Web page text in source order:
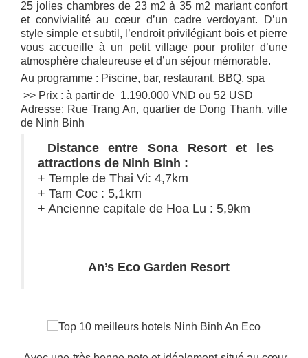
25 jolies chambres de 23 m2 à 35 m2 mariant confort
et convivialité au cœur d’un cadre verdoyant. D’un
style simple et subtil, l’endroit privilégiant bois et pierre
vous accueille à un petit village pour profiter d’une
atmosphère chaleureuse et d’un séjour mémorable.
Au programme : Piscine, bar, restaurant, BBQ, spa
>> Prix : à partir de 1.190.000 VND ou 52 USD
Adresse: Rue Trang An, quartier de Dong Thanh, ville
de Ninh Binh
Distance entre Sona Resort et les
attractions de Ninh Binh :
+ Temple de Thai Vi: 4,7km
+ Tam Coc : 5,1km
+ Ancienne capitale de Hoa Lu : 5,9km
An’s Eco Garden Resort